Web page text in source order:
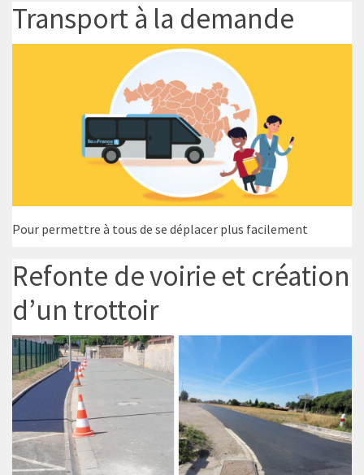
Transport à la demande
Pour permettre à tous de se déplacer plus facilement
Refonte de voirie et création
d’un trottoir